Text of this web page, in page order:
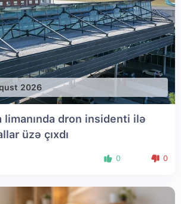
2026
limanında dron insidenti ilə
üzə çıxdı
0 0